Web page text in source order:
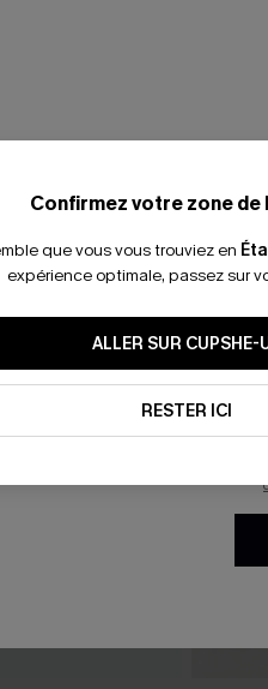
Confirmez votre zone de
que vous vous trouviez en
expérience optimale, passez sur
ALLER SUR CUPSHE-
RESTER ICI